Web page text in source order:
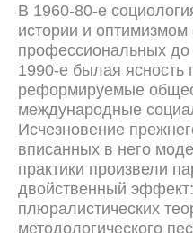
В 1960-80-е
истории и оптимизмом
профессиональных
1990-е былая ясность
реформируемые
международные
Исчезновение
вписанных в него
практики произвели
двойственный
плюралистических
методологического